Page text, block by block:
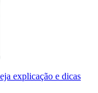
explicação e dicas